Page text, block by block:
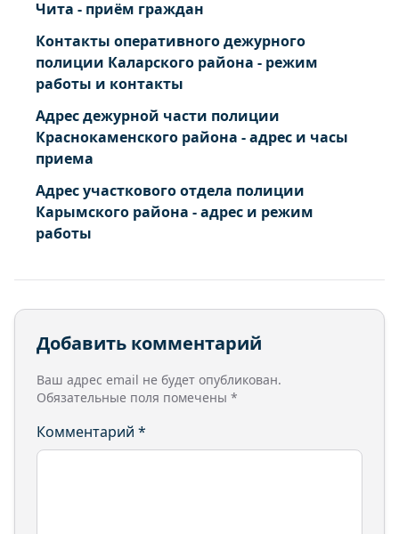
Чита - приём граждан
Контакты оперативного дежурного
полиции Каларского района - режим
работы и контакты
Адрес дежурной части полиции
Краснокаменского района - адрес и часы
приема
Адрес участкового отдела полиции
Карымского района - адрес и режим
работы
Добавить комментарий
Ваш адрес email не будет опубликован.
Обязательные поля помечены *
Комментарий *